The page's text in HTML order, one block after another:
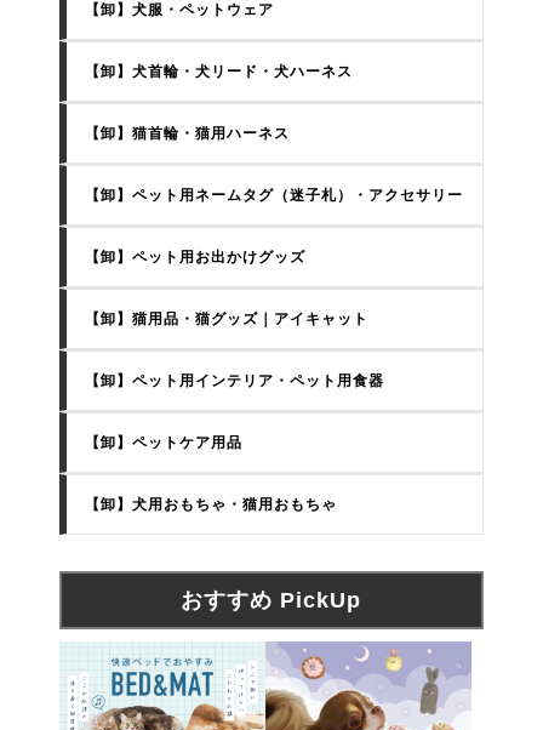
【卸】犬服・ペットウェア
【卸】犬首輪・犬リード・犬ハーネス
【卸】猫首輪・猫用ハーネス
【卸】ペット用ネームタグ（迷子札）・アクセサリー
【卸】ペット用お出かけグッズ
【卸】猫用品・猫グッズ｜アイキャット
【卸】ペット用インテリア・ペット用食器
【卸】ペットケア用品
【卸】犬用おもちゃ・猫用おもちゃ
おすすめ PickUp